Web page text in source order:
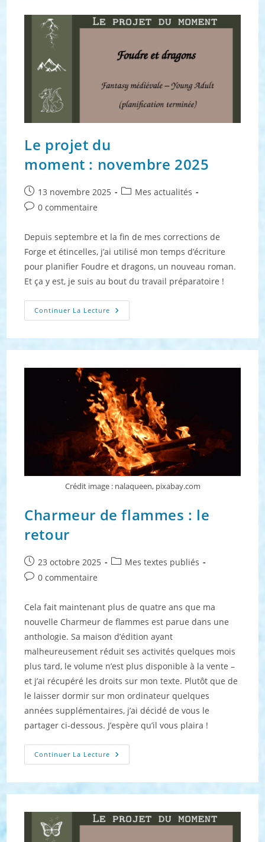
Le projet du
moment : novembre 2025
Publication
publiée :
13 novembre 2025
PostMes actualités
Commentaires
la
publication :
0 commentaire
Depuis septembre et la fin de mes corrections de
Forge et étincelles, j’ai utilisé mon temps d’écriture
pour planifier Foudre et dragons, un nouveau roman.
Et ça y est, je suis au bout du travail préparatoire !
Continuer La Lecture Le
Projet
Crédit image : nalaqueen, pixabay.com
Charmeur de flammes : le
retour
Publication
publiée :
23 octobre 2025
PostMes textes publiés
Commentaires
la
0 commentaire
Cela fait maintenant plus de quatre ans que ma
nouvelle Charmeur de flammes est parue dans une
anthologie. Sa maison d’édition ayant
malheureusement réduit ses activités quelques mois
plus tard, le volume n’est plus disponible à la vente –
et j’ai récupéré les droits sur mon texte. Plutôt que de
le laisser dormir sur mon ordinateur quelques
années supplémentaires, j’ai décidé de vous le
partager ci-dessous. J’espère qu’il vous plaira !
Continuer La Lecture Charmeur
De